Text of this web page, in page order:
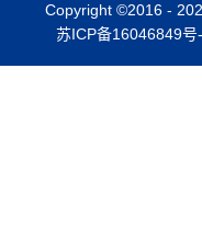
Copyright ©2016 -
苏ICP备16046849号